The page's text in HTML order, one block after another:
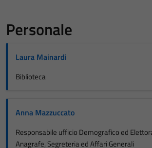
Personale
Laura Mainardi
Biblioteca
Anna Mazzuccato
Responsabile ufficio Demografico ed
Anagrafe, Segreteria ed Affari Generali